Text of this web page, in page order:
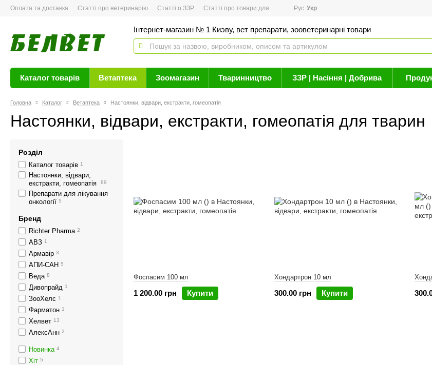
Оплата та доставка Статті про ветеринарію Статті о ЗЗР Статті про товари для здоров'я Новини
Рус Укр
Інтернет-магазин № 1 Киэву, вет препарати, зооветеринарні товари
Каталог товарів Ветаптека Зоомагазин Тваринництво ЗЗР | Насіння | Добрива
Головна Каталог Ветаптека Настоянки, відвари, екстракти, гомеопатія
Настоянки, відвари, екстракти, гомеопатія для тварин
Фоспасим 100 мл
1 200.00 грн Купити
Хондартрон 10 мл
300.00 грн Купити
Розділ
Каталог товарів 1
Настоянки, відвари,
екстракти, гомеопатія
89
Препарати для лікування
онкології 5
Бренд
Richter Pharma 2
АВЗ 1
Армавір 3
АПИ-САН 5
Веда 8
Дивопрайд 1
ЗооХелс 1
Фарматон 1
Хелвет 13
АлексАнн 2
Новинка 4
Хіт 5